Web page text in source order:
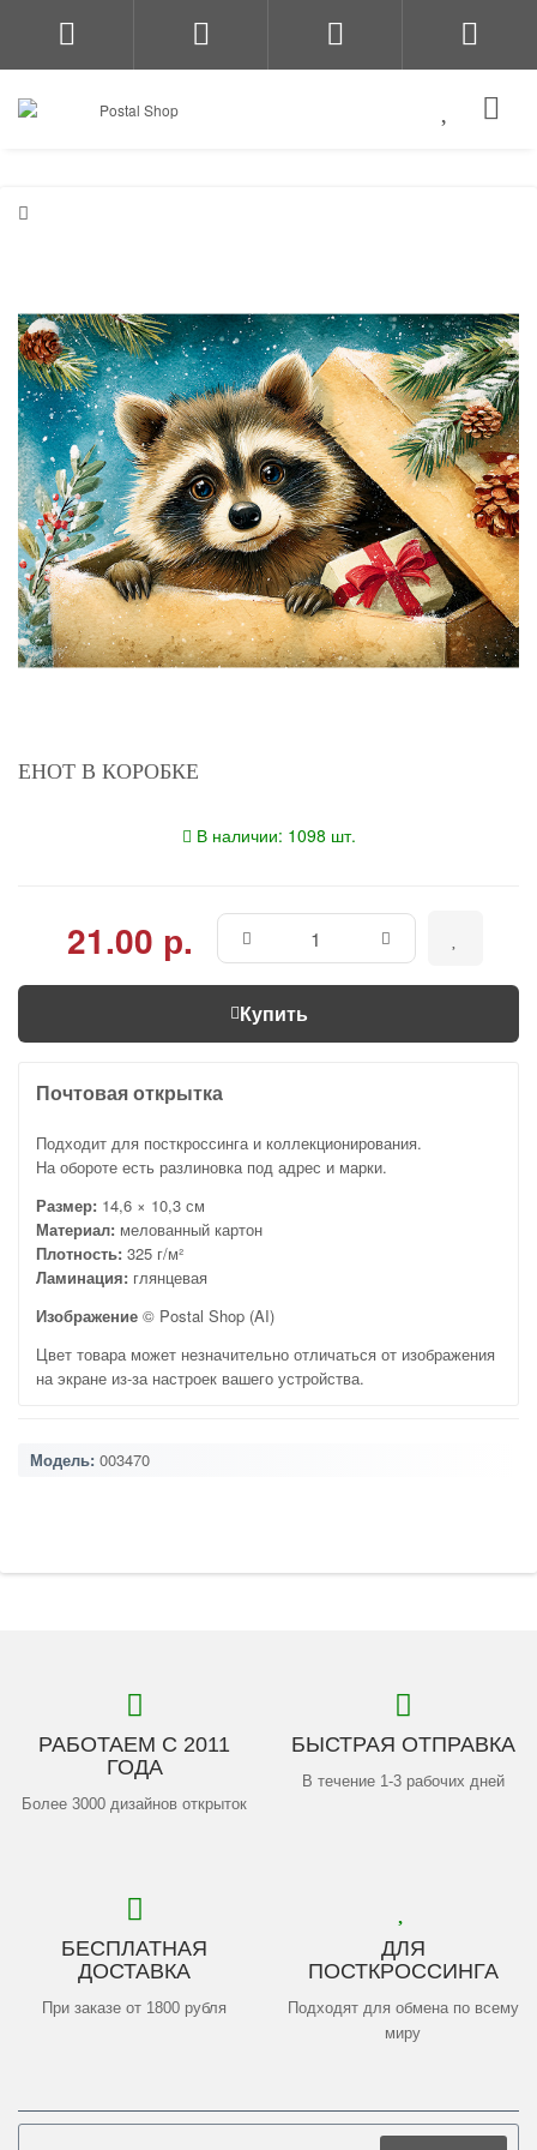
ЕНОТ В КОРОБКЕ
В наличии: 1098 шт.
21.00 р.
Купить
Почтовая открытка
Подходит для посткроссинга и коллекционирования.
На обороте есть разлиновка под адрес и марки.
Размер: 14,6 × 10,3 см
Материал: мелованный картон
Плотность: 325 г/м²
Ламинация: глянцевая
Изображение © Postal Shop (AI)
Цвет товара может незначительно отличаться от изображения
на экране из-за настроек вашего устройства.
Модель: 003470
РАБОТАЕМ С 2011
ГОДА
Более 3000 дизайнов открыток
БЫСТРАЯ ОТПРАВКА
В течение 1-3 рабочих дней
БЕСПЛАТНАЯ
ДОСТАВКА
При заказе от 1800 рубля
ДЛЯ
ПОСТКРОССИНГА
Подходят для обмена по всему
миру